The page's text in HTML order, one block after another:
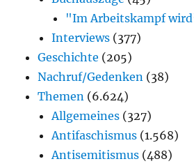
"Im Arbeitskampf
Interviews (377)
Geschichte (205)
Nachruf/Gedenken (38)
Themen (6.624)
Allgemeines (327)
Antifaschismus (1.568)
Antisemitismus (488)